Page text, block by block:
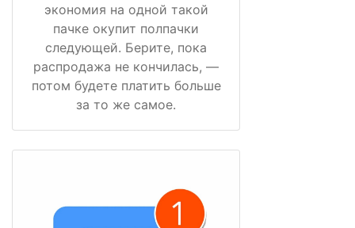
экономия на одной такой
пачке окупит полпачки
следующей. Берите, пока
распродажа не кончилась, —
потом будете платить больше
за то же самое.